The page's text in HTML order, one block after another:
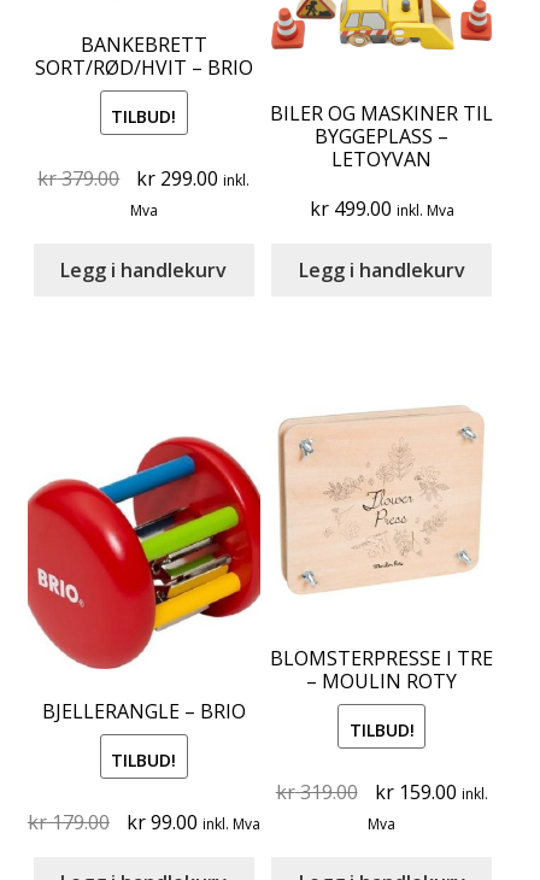
BANKEBRETT
SORT/RØD/HVIT – BRIO
TILBUD!
kr379.00
Original
price
kr 379.00.
kr 299.00 Current
kr 299.00.
inkl.
Mva
Legg i handlekurv
BILER OG MASKINER TIL
BYGGEPLASS –
LETOYVAN
kr499.00 inkl. Mva
Legg i handlekurv
BJELLERANGLE – BRIO
TILBUD!
kr179.00
Original
kr99.00Current
inkl. Mva
BLOMSTERPRESSE I TRE
– MOULIN ROTY
TILBUD!
kr319.00
Original
price
kr159.00Current
inkl.
Mva